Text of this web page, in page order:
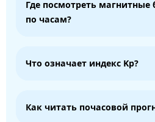
Где посмотреть магнитные
по часам?
Что означает индекс Kp?
Как читать почасовой